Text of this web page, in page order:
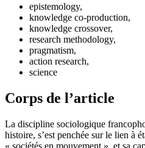
epistemology,
knowledge co-production,
knowledge crossover,
research methodology,
pragmatism,
action research,
science
Corps de l’article
La discipline sociologique
histoire, s’est penchée sur le lien à
« sociétés en mouvement », et sa